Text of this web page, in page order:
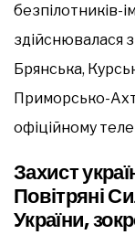
безпілотників-
здійснювалася
Брянська,
Приморсько-
офіційному
Захист
Повітряні
України,